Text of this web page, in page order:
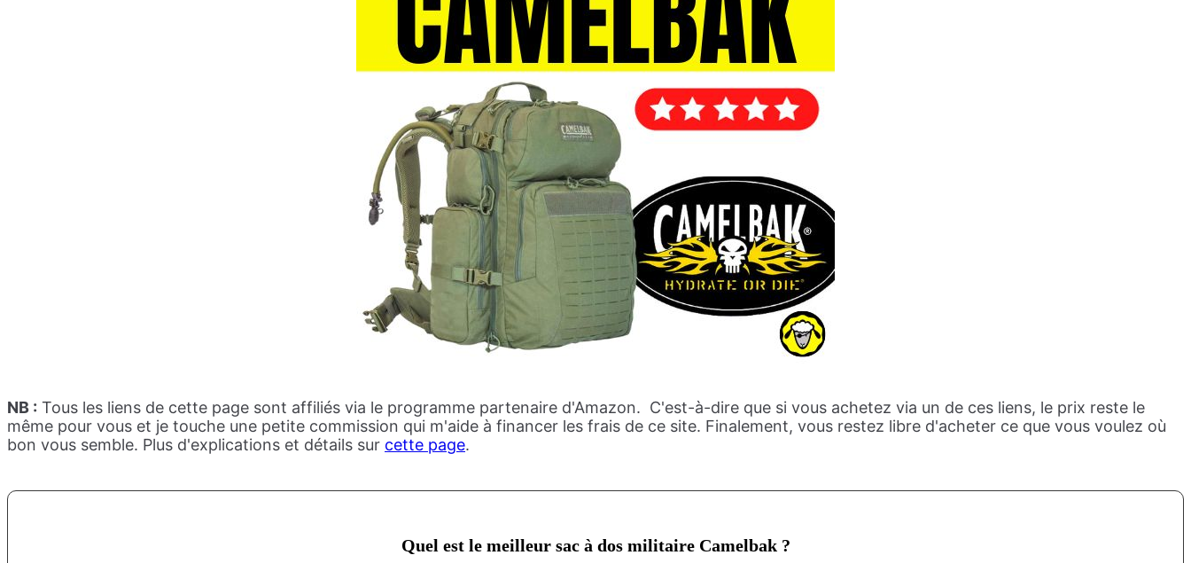
NB : Tous les liens de cette page sont affiliés via le programme partenaire d'Amazon. C'est-à-dire que si vous achetez via un de ces liens, le prix reste le
même pour vous et je touche une petite commission qui m'aide à financer les frais de ce site. Finalement, vous restez libre d'acheter ce que vous voulez où
bon vous semble. Plus d'explications et détails sur cette page.
Quel est le meilleur sac à dos militaire Camelbak ?